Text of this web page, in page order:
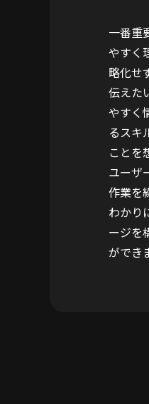
一番重
やすく
略化せ
伝えた
やすく
るスキ
ことを
ユーザ
作業を
わかり
ージを
ができ